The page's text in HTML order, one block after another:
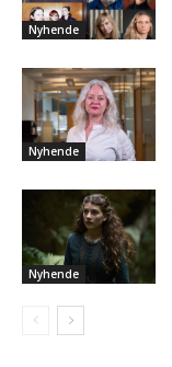
Nyhende
Nyhende
Nyhende